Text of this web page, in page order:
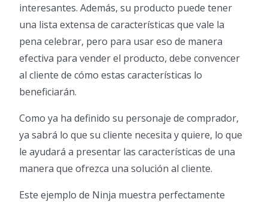
interesantes. Además, su producto puede tener
una lista extensa de características que vale la
pena celebrar, pero para usar eso de manera
efectiva para vender el producto, debe convencer
al cliente de cómo estas características lo
beneficiarán.
Como ya ha definido su personaje de comprador,
ya sabrá lo que su cliente necesita y quiere, lo que
le ayudará a presentar las características de una
manera que ofrezca una solución al cliente.
Este ejemplo de Ninja muestra perfectamente